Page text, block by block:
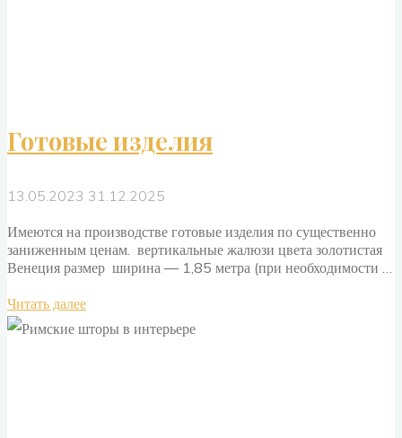
Готовые изделия
13.05.2023 31.12.2025
Имеются на производстве готовые изделия по существенно
заниженным ценам. вертикальные жалюзи цвета золотистая
Венеция размер ширина — 1,85 метра (при необходимости …
Читать далее"Готовые
изделия"